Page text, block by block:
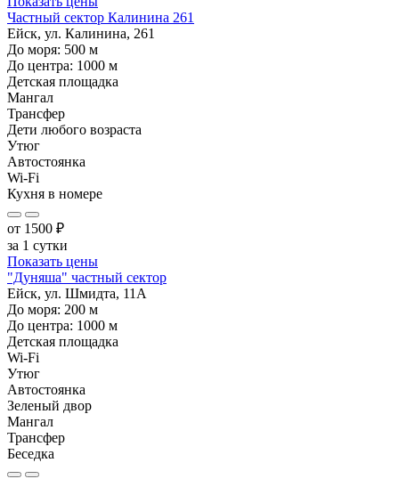
Частный сектор Калинина 261
Ейск, ул. Калинина, 261
До моря: 500 м
До центра: 1000 м
Детская площадка
Мангал
Трансфер
Дети любого возраста
Утюг
Автостоянка
Wi-Fi
Кухня в номере
от 1500 ₽
за 1 сутки
Показать цены
"Дуняша" частный сектор
Ейск, ул. Шмидта, 11А
До моря: 200 м
До центра: 1000 м
Детская площадка
Wi-Fi
Утюг
Автостоянка
Зеленый двор
Мангал
Трансфер
Беседка